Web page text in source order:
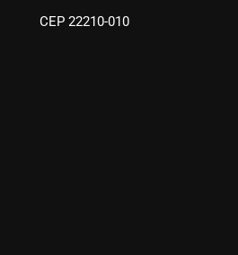
CEP 22210-010